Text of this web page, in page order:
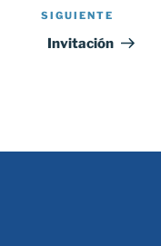
entrada
SIGUIENTE
Invitación